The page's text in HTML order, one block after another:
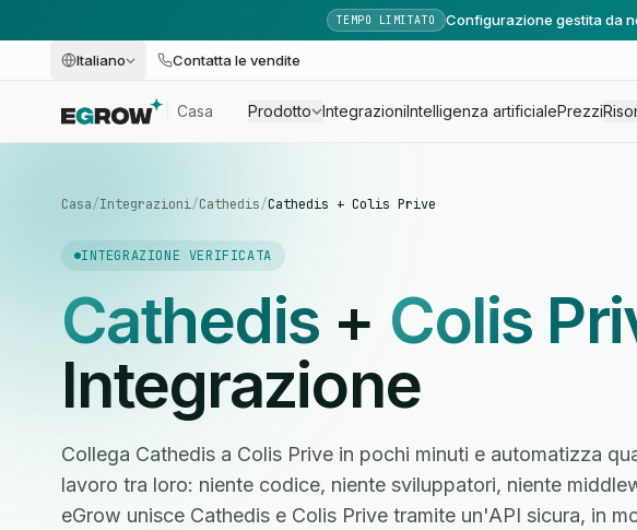
TEMPO LIMITATO Configurazione gestita da
Italiano Contatta le vendite
Casa Prodotto IntegrazioniIntelligenza artificialePrezzi
Casa/Integrazioni/Cathedis/Cathedis + Colis Prive
INTEGRAZIONE VERIFICATA
Cathedis + Colis
Integrazione
Collega Cathedis a Colis Prive in pochi minuti e automatizza
lavoro tra loro: niente codice, niente sviluppatori, niente
eGrow unisce Cathedis e Colis Prive tramite un'API sicura, in